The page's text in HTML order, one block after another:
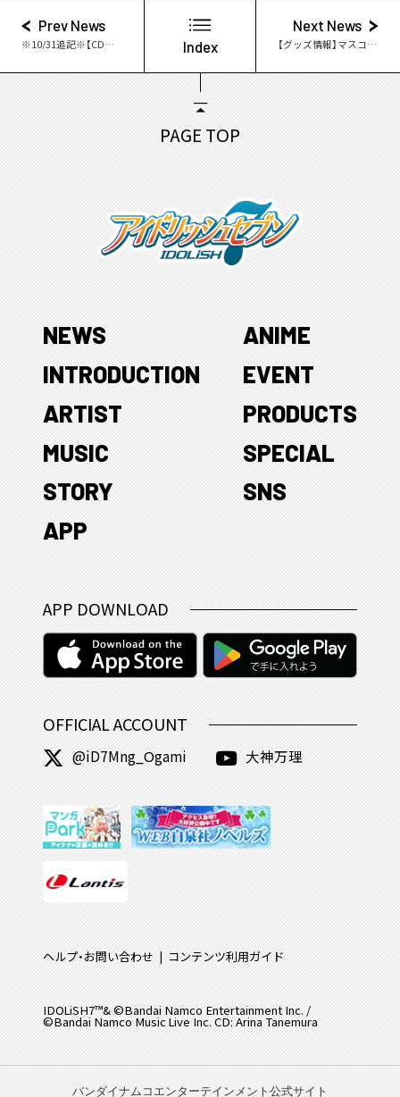
Prev News
※10/31追記※【CD情報】Re:vale ファーストアルバム 豪華盤グッズ＆店舗特典＆大抽選会キャンペーン情報公開！ Index
Next News
【グッズ情報】マスコット王様プリンシリーズにŹOOĻ登場！
PAGE TOP
NEWS
INTRODUCTION
ARTIST
MUSIC
STORY
APP
ANIME
EVENT
PRODUCTS
SPECIAL
SNS
APP DOWNLOAD
OFFICIAL ACCOUNT
@iD7Mng_Ogami 大神万理
ヘルプ・お問い合わせ コンテンツ利用ガイド
IDOLiSH7™& ©Bandai Namco Entertainment Inc. /
©Bandai Namco Music Live Inc. CD: Arina Tanemura
バンダイナムコエンターテインメント公式サイト